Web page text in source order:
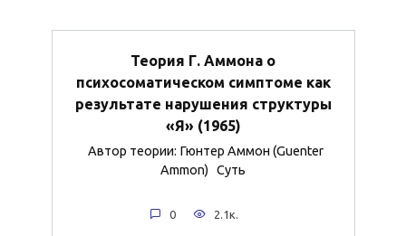
Теория Г. Аммона о
психосоматическом симптоме как
результате нарушения структуры
«Я» (1965)
Автор теории: Гюнтер Аммон (Guenter
Ammon) Суть
0 2.1к.